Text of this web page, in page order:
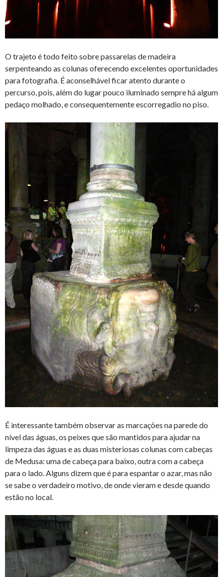
O trajeto é todo feito sobre passarelas de madeira
serpenteando as colunas oferecendo excelentes oportunidades
para fotografia. É aconselhável ficar atento durante o
percurso, pois, além do lugar pouco iluminado sempre há algum
pedaço molhado, e consequentemente escorregadio no piso.
É interessante também observar as marcações na parede do
nível das águas, os peixes que são mantidos para ajudar na
limpeza das águas e as duas misteriosas colunas com cabeças
de Medusa: uma de cabeça para baixo, outra com a cabeça
para o lado. Alguns dizem que é para espantar o azar, mas não
se sabe o verdadeiro motivo, de onde vieram e desde quando
estão no local.